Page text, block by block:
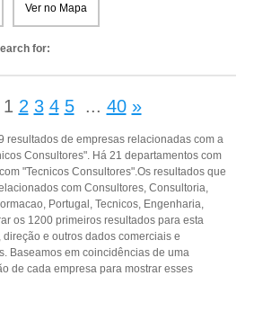
Ver no Mapa
for:
1 2 3 4 5 ... 40 »
resultados de empresas relacionadas com a
Consultores". Há 21 departamentos com
"Tecnicos Consultores".Os resultados que
com Consultores, Consultoria,
Portugal, Tecnicos, Engenharia,
os 1200 primeiros resultados para esta
e outros dados comerciais e
Baseamos em coincidências de uma
de cada empresa para mostrar esses